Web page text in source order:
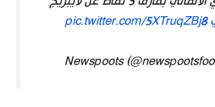
pic.twitter.com/5XTruqZBj8